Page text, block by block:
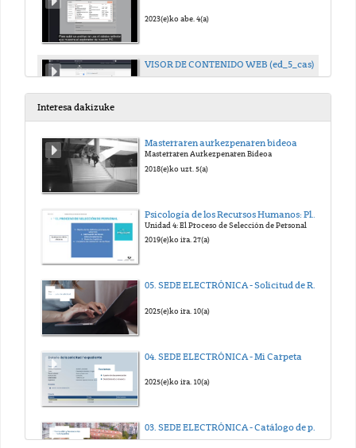
2023(e)ko abe. 4(a)
VISOR DE CONTENIDO WEB (ed_5_cas)
Interesa dakizuke
Masterraren aurkezpenaren bideoa
Masterraren Aurkezpenaren Bideoa
2018(e)ko uzt. 5(a)
Unidad 4: El Proceso de Selección de Personal
2019(e)ko ira. 27(a)
05. SEDE ELECTRÓNICA - Solicitud de Registro electrónico
2025(e)ko ira. 10(a)
04. SEDE ELECTRÓNICA - Mi Carpeta
2025(e)ko ira. 10(a)
03. SEDE ELECTRÓNICA - Catálogo de procedimientos